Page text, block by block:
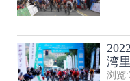
湾
浏览: